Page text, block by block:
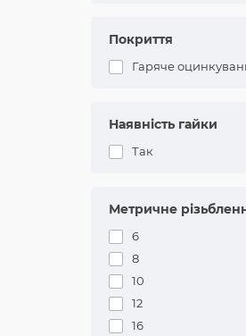
Покриття
Гаряче
Наявність гайки
Так
Метричне
6
8
10
12
16